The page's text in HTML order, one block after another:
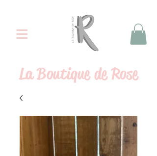
LaBoutique de Rose